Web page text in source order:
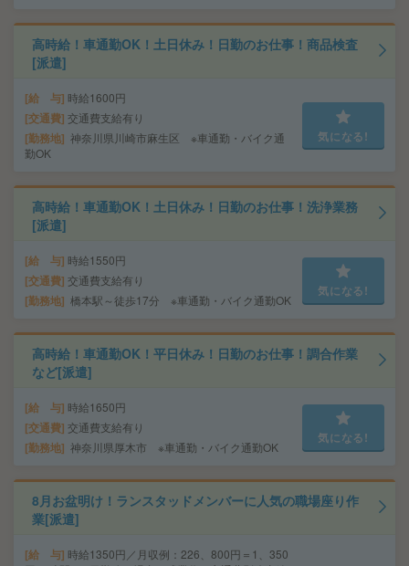
高時給！車通勤OK！土日休み！日勤のお仕事！商品検査
[派遣]
給 与 時給1600円
交通費 交通費支給有り
勤務地 神奈川県川崎市麻生区 ※車通勤・バイク通
勤OK
気になる!
高時給！車通勤OK！土日休み！日勤のお仕事！洗浄業務
[派遣]
給 与 時給1550円
交通費 交通費支給有り
勤務地 橋本駅～徒歩17分 ※車通勤・バイク通勤OK
気になる!
高時給！車通勤OK！平日休み！日勤のお仕事！調合作業
など[派遣]
給 与 時給1650円
交通費 交通費支給有り
勤務地 神奈川県厚木市 ※車通勤・バイク通勤OK
気になる!
8月お盆明け！ランスタッドメンバーに人気の職場座り作
業[派遣]
給 与 時給1350円／月収例：226、800円＝1、350